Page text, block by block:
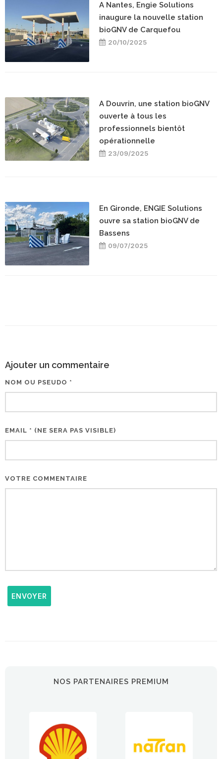
A Nantes, Engie Solutions
inaugure la nouvelle station
bioGNV de Carquefou
20/10/2025
A Douvrin, une station bioGNV
ouverte à tous les
professionnels bientôt
opérationnelle
23/09/2025
En Gironde, ENGIE Solutions
ouvre sa station bioGNV de
Bassens
09/07/2025
Ajouter un commentaire
NOM OU PSEUDO *
EMAIL * (NE SERA PAS VISIBLE)
VOTRE COMMENTAIRE
ENVOYER
NOS PARTENAIRES PREMIUM